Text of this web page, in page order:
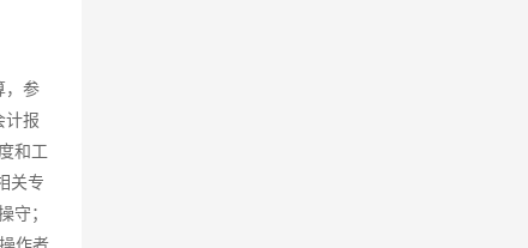
，参
计报
和工
关专
守；